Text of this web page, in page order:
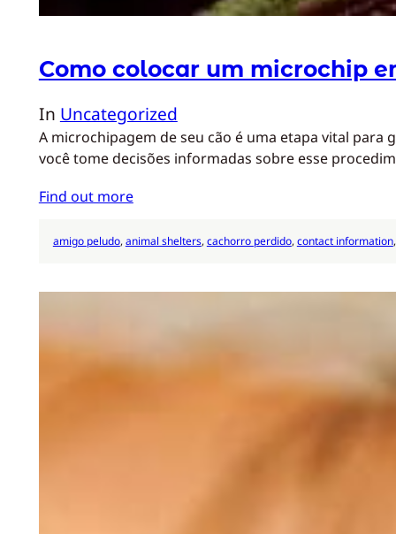
Como colocar um microchip
In Uncategorized
A microchipagem de seu cão é uma etapa vital
você tome decisões informadas sobre esse
Find out more
amigo peludo, animal shelters, cachorro perdido, contact information